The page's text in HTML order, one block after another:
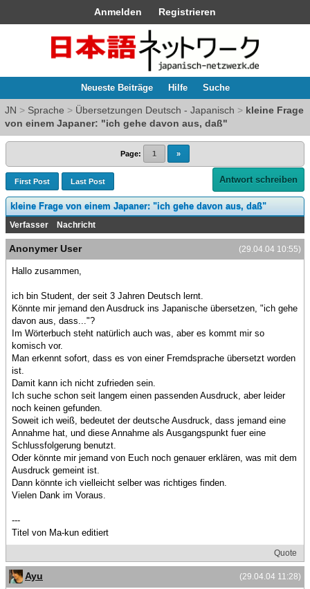
Anmelden Registrieren
Neueste Beiträge Hilfe Suche
JN > Sprache > Übersetzungen Deutsch - Japanisch > kleine Frage
von einem Japaner: "ich gehe davon aus, daß"
Page: 1 »
First Post Last Post Antwort schreiben
kleine Frage von einem Japaner: "ich gehe davon aus, daß"
Verfasser Nachricht
(29.04.04 10:55)
Anonymer User
Hallo zusammen,
ich bin Student, der seit 3 Jahren Deutsch lernt.
Könnte mir jemand den Ausdruck ins Japanische übersetzen, "ich gehe
davon aus, dass..."?
Im Wörterbuch steht natürlich auch was, aber es kommt mir so
komisch vor.
Man erkennt sofort, dass es von einer Fremdsprache übersetzt worden
ist.
Damit kann ich nicht zufrieden sein.
Ich suche schon seit langem einen passenden Ausdruck, aber leider
noch keinen gefunden.
Soweit ich weiß, bedeutet der deutsche Ausdruck, dass jemand eine
Annahme hat, und diese Annahme als Ausgangspunkt fuer eine
Schlussfolgerung benutzt.
Oder könnte mir jemand von Euch noch genauer erklären, was mit dem
Ausdruck gemeint ist.
Dann könnte ich vielleicht selber was richtiges finden.
Vielen Dank im Voraus.
---
Titel von Ma-kun editiert
Quote
(29.04.04 11:28)
Ayu